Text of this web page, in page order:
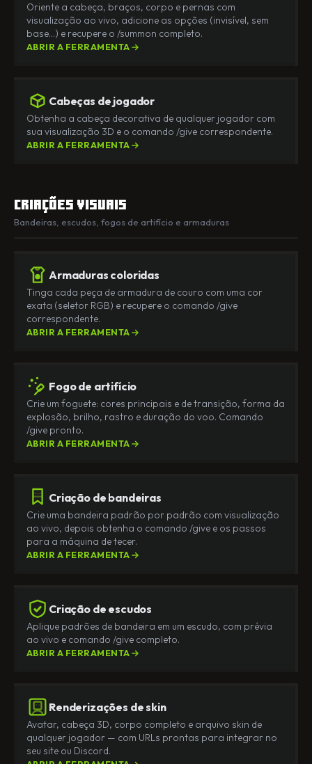
Oriente a cabeça, braços, corpo e pernas com
visualização ao vivo, adicione as opções (invisível, sem
base…) e recupere o /summon completo.
ABRIR A FERRAMENTA
Cabeças de jogador
Obtenha a cabeça decorativa de qualquer jogador com
sua visualização 3D e o comando /give correspondente.
ABRIR A FERRAMENTA
Criações visuais
Bandeiras, escudos, fogos de artifício e armaduras
Armaduras coloridas
Tinga cada peça de armadura de couro com uma cor
exata (seletor RGB) e recupere o comando /give
correspondente.
ABRIR A FERRAMENTA
Fogo de artifício
Crie um foguete: cores principais e de transição, forma da
explosão, brilho, rastro e duração do voo. Comando
/give pronto.
ABRIR A FERRAMENTA
Criação de bandeiras
Crie uma bandeira padrão por padrão com visualização
ao vivo, depois obtenha o comando /give e os passos
para a máquina de tecer.
ABRIR A FERRAMENTA
Criação de escudos
Aplique padrões de bandeira em um escudo, com prévia
ao vivo e comando /give completo.
ABRIR A FERRAMENTA
Renderizações de skin
Avatar, cabeça 3D, corpo completo e arquivo skin de
qualquer jogador — com URLs prontas para integrar no
seu site ou Discord.